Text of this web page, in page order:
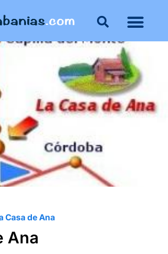
Casa de Ana
Ana